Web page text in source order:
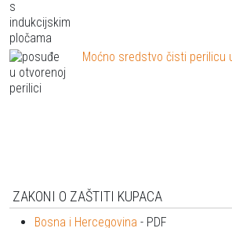
Moćno sredstvo čisti perilicu
ZAKONI O ZAŠTITI KUPACA
Bosna i Hercegovina - PDF